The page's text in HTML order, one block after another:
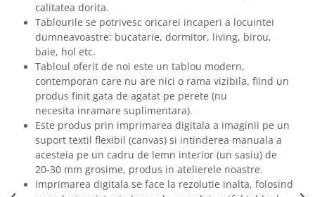
Tricouri enduro
Tricouri offroad
Tricouri biciclisti
Tricouri biciclisti
Tricouri biciclisti MTB
Tricouri biciclisti BMX
Tricouri biciclisti downhill
Tricouri skateboard
Tricouri sport/fitness
Tricouri fitness/sala de forta
calitatea dorita.
Tablourile se potrivesc oricarei incaperi a locuintei
dumneavoastre: bucatarie, dormitor, living, birou,
baie, hol etc.
Tabloul oferit de noi este un tablou modern,
contemporan care nu are nici o rama vizibila, fiind un
produs finit gata de agatat pe perete (nu
necesita inramare suplimentara).
Este produs prin imprimarea digitala a imaginii pe un
suport textil flexibil (canvas) si intinderea manuala a
acesteia pe un cadru de lemn interior (un sasiu) de
20-30 mm grosime, produs in atelierele noastre.
Imprimarea digitala se face la rezolutie inalta, folosind